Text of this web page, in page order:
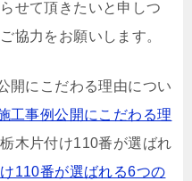
せて頂きたいと申しつ
協力をお願いします。
開にこだわる理由につい
工事例公開にこだわる理
木片付け110番が選ばれ
110番が選ばれる6つの